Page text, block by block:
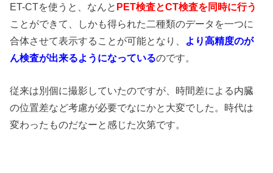
ET-CTを使うと、なんと PET検査とCT検査を同時に行う
ことができて、しかも得られた二種類のデータを一つに
合体させて表示することが可能となり、 より高精度のが
ん検査が出来るようになっているのです。
従来は別個に撮影していたのですが、時間差による内臓
の位置差など考慮が必要でなにかと大変でした。時代は
変わったものだなーと感じた次第です。